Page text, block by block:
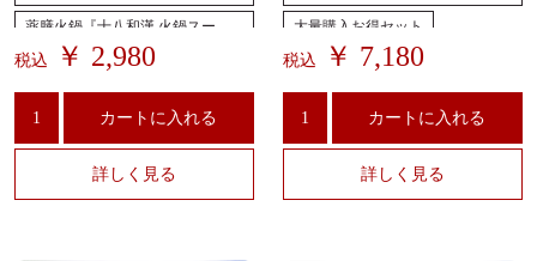
薬膳火鍋『十八和漢 火鍋スー
税込 ￥ 2,980
カートに入れる
詳しく見る
大量購入お得セット
薬膳火鍋『十八和漢 火鍋スー
税込 ￥ 7,180
カートに入れる
詳しく見る